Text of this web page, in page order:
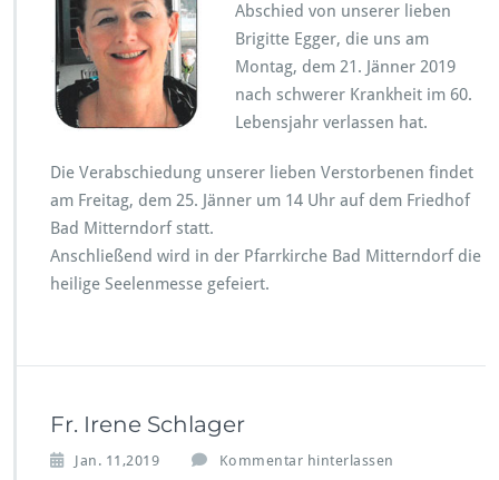
Abschied von unserer lieben
Brigitte Egger, die uns am
Montag, dem 21. Jänner 2019
nach schwerer Krankheit im 60.
Lebensjahr verlassen hat.
Die Verabschiedung unserer lieben Verstorbenen findet
am Freitag, dem 25. Jänner um 14 Uhr auf dem Friedhof
Bad Mitterndorf statt.
Anschließend wird in der Pfarrkirche Bad Mitterndorf die
heilige Seelenmesse gefeiert.
Fr. Irene Schlager
Jan. 11,2019 Kommentar hinterlassen